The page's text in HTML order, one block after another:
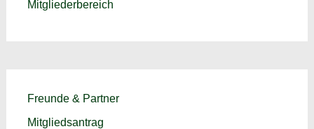
Mitgliederbereich
Freunde & Partner
Mitgliedsantrag